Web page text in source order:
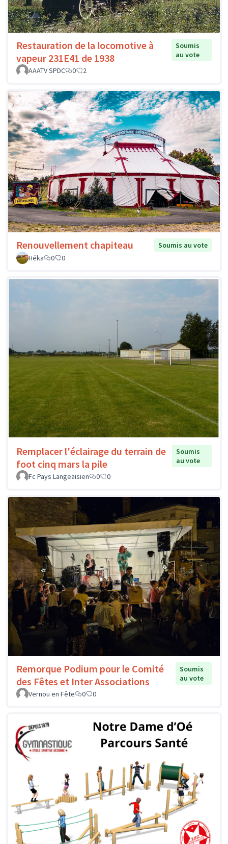
Restauration de la locomotive à
vapeur 231E41 de 1938
Soumis
au vote
AAATV SPDC
0 2
Renouvellement chapiteau
Soumis au vote
Héka
0 0
Remplacer l'éclairage du terrain de
foot cinq mars la pile
Soumis
au vote
Fc Pays Langeaisien
0 0
Remorque Podium pour le Comité
des Fêtes et Inter Associations
Soumis
au vote
Vernou en Fête
0 0